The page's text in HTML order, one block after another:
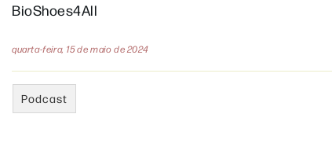
BioShoes4All
quarta-feira, 15 de maio de 2024
Podcast